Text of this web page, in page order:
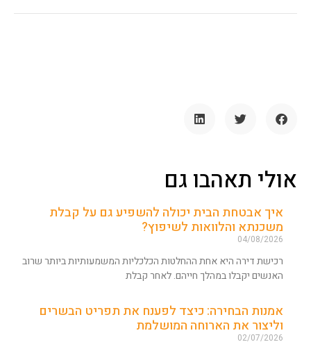
כאשר אנו עומדים לרכוש נכס
אולי תאהבו גם
איך אבטחת הבית יכולה להשפיע גם על קבלת
משכנתא והלוואות לשיפוץ?
04/08/2026
רכישת דירה היא אחת ההחלטות הכלכליות המשמעותיות ביותר שרוב
האנשים יקבלו במהלך חייהם. לאחר קבלת
אמנות הבחירה: כיצד לפענח את תפריט הבשרים
וליצור את הארוחה המושלמת
02/07/2026